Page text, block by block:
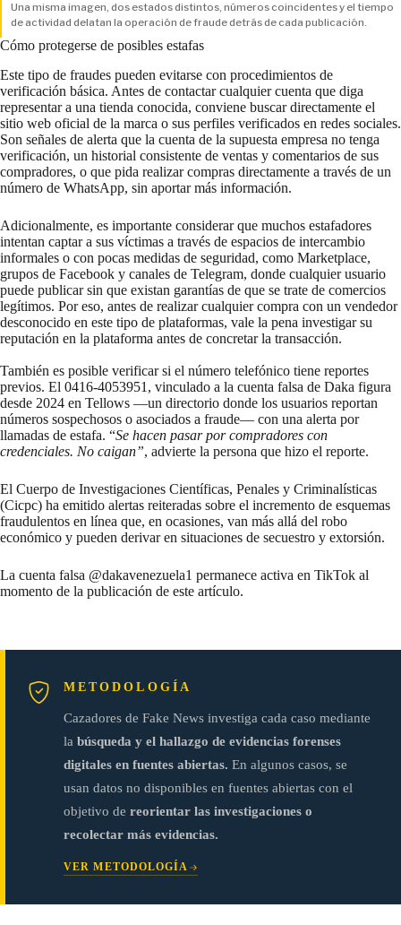
Una misma imagen, dos estados distintos, números coincidentes y el tiempo
de actividad delatan la operación de fraude detrás de cada publicación.
Cómo protegerse de posibles estafas
Este tipo de fraudes pueden evitarse con procedimientos de
verificación básica. Antes de contactar cualquier cuenta que diga
representar a una tienda conocida, conviene buscar directamente el
sitio web oficial de la marca o sus perfiles verificados en redes sociales.
Son señales de alerta que la cuenta de la supuesta empresa no tenga
verificación, un historial consistente de ventas y comentarios de sus
compradores, o que pida realizar compras directamente a través de un
número de WhatsApp, sin aportar más información.
Adicionalmente, es importante considerar que muchos estafadores
intentan captar a sus víctimas a través de espacios de intercambio
informales o con pocas medidas de seguridad, como Marketplace,
grupos de Facebook y canales de Telegram, donde cualquier usuario
puede publicar sin que existan garantías de que se trate de comercios
legítimos. Por eso, antes de realizar cualquier compra con un vendedor
desconocido en este tipo de plataformas, vale la pena investigar su
reputación en la plataforma antes de concretar la transacción.
También es posible verificar si el número telefónico tiene reportes
previos. El 0416-4053951, vinculado a la cuenta falsa de Daka figura
desde 2024 en Tellows —un directorio donde los usuarios reportan
números sospechosos o asociados a fraude— con una alerta por
llamadas de estafa. “Se hacen pasar por compradores con
credenciales. No caigan”, advierte la persona que hizo el reporte.
El Cuerpo de Investigaciones Científicas, Penales y Criminalísticas
(Cicpc) ha emitido alertas reiteradas sobre el incremento de esquemas
fraudulentos en línea que, en ocasiones, van más allá del robo
económico y pueden derivar en situaciones de secuestro y extorsión.
La cuenta falsa @dakavenezuela1 permanece activa en TikTok al
momento de la publicación de este artículo.
METODOLOGÍA
Cazadores de Fake News investiga cada caso mediante
la búsqueda y el hallazgo de evidencias forenses
digitales en fuentes abiertas. En algunos casos, se
usan datos no disponibles en fuentes abiertas con el
objetivo de reorientar las investigaciones o
recolectar más evidencias.
VER METODOLOGÍA